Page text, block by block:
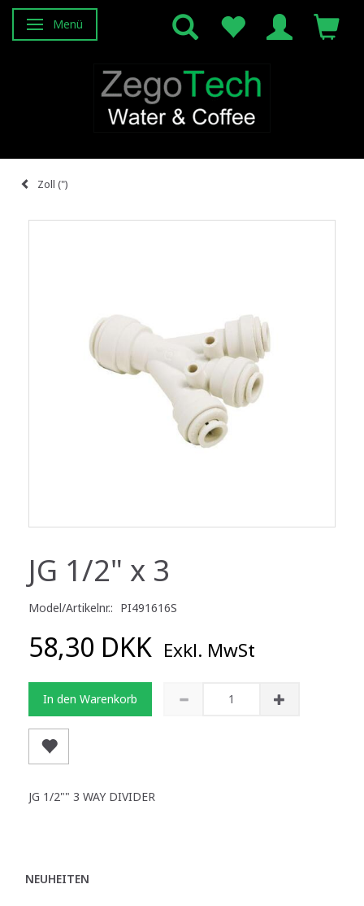
Anzeige ändern
Menü
Zoll (")
JG 1/2" x 3
Model/Artikelnr.: PI491616S
58,30 DKK Exkl. MwSt
In den Warenkorb
JG 1/2"" 3 WAY DIVIDER
NEUHEITEN